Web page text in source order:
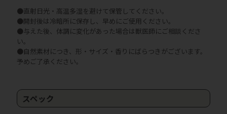
●直射日光・高温多湿を避けて保管してください。
●開封後は冷暗所に保存し、早めにご使用ください。
●与えた後、体調に変化があった場合は獣医師にご相談くださ
い。
●自然素材につき、形・サイズ・香りにばらつきがございます。
予めご了承ください。
スペック